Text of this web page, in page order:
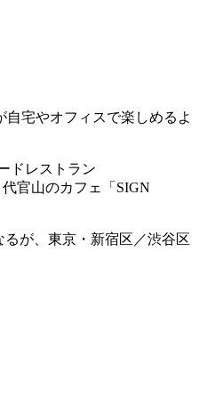
宅やオフィスで楽しめるよ
ドレストラン
官山のカフェ「SIGN
るが、東京・新宿区／渋谷区